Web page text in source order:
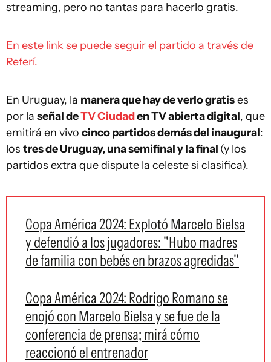
streaming, pero no tantas para hacerlo gratis.
En este link se puede seguir el partido a través de
Referí.
En Uruguay, la manera que hay de verlo gratises
por la señal deTV Ciudaden TV abierta digital, que
emitirá en vivo cinco partidos demás del inaugural:
los tres de Uruguay, una semifinal y la final (y los
partidos extra que dispute la celeste si clasifica).
Copa América 2024: Explotó Marcelo Bielsa
y defendió a los jugadores: "Hubo madres
de familia con bebés en brazos agredidas"
Copa América 2024: Rodrigo Romano se
enojó con Marcelo Bielsa y se fue de la
conferencia de prensa; mirá cómo
reaccionó el entrenador